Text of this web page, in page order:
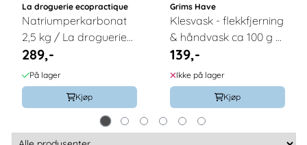
La droguerie ecopractique
Natriumperkarbonat
2,5 kg / La droguerie
écopractique
289,-
På lager
Kjøp
Grims Have
Klesvask - flekkfjerning
& håndvask ca 100 g /
Grims Have
139,-
Ikke på lager
Kjøp